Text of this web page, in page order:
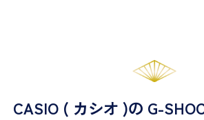
CASIO ( カシオ )の G-